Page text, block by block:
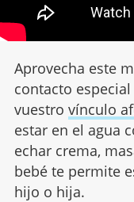
Aprovecha este
contacto
vuestro vínculo
estar en el agua
echar crema,
bebé te permite
hijo o hija.